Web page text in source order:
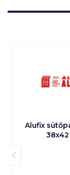
Alufix